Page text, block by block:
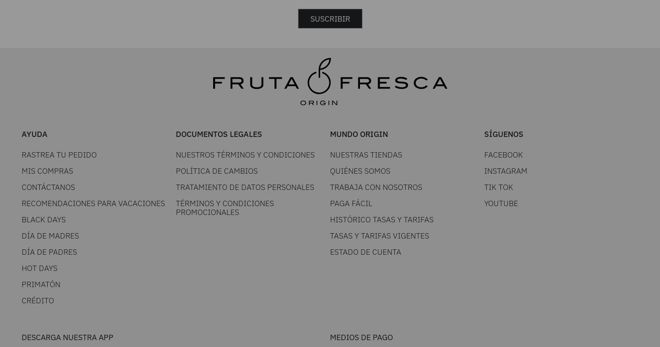
SUSCRIBIR
AYUDA
RASTREA TU PEDIDO
MIS COMPRAS
CONTÁCTANOS
RECOMENDACIONES PARA VACACIONES
BLACK DAYS
DÍA DE MADRES
DÍA DE PADRES
HOT DAYS
PRIMATÓN
CRÉDITO
DOCUMENTOS LEGALES
NUESTROS TÉRMINOS Y CONDICIONES
POLÍTICA DE CAMBIOS
TRATAMIENTO DE DATOS PERSONALES
TÉRMINOS Y CONDICIONES
PROMOCIONALES
MUNDO ORIGIN
NUESTRAS TIENDAS
QUIÉNES SOMOS
TRABAJA CON NOSOTROS
PAGA FÁCIL
HISTÓRICO TASAS Y TARIFAS
TASAS Y TARIFAS VIGENTES
ESTADO DE CUENTA
SÍGUENOS
FACEBOOK
INSTAGRAM
TIK TOK
YOUTUBE
DESCARGA NUESTRA APP MEDIOS DE PAGO